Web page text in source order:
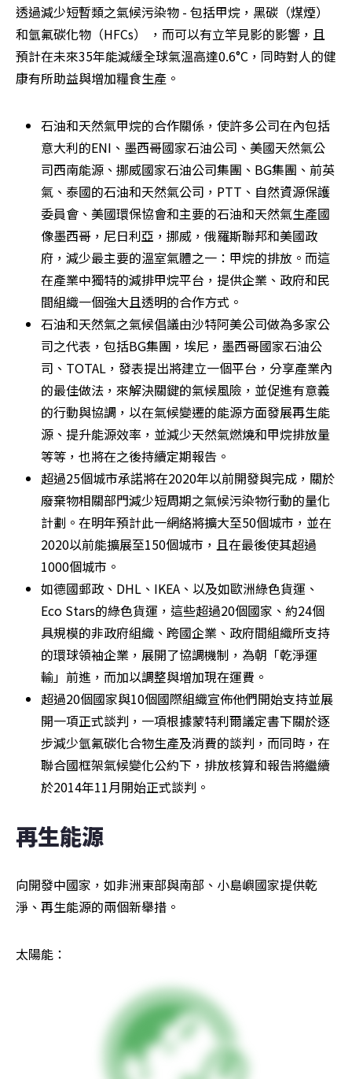
透過減少短暫類之氣候污染物 - 包括甲烷，黑碳（煤煙）
和氫氟碳化物（HFCs） ，而可以有立竿見影的影響，且
預計在未來35年能減緩全球氣溫高達0.6°C，同時對人的健
康有所助益與增加糧食生產。
石油和天然氣甲烷的合作關係，使許多公司在內包括
意大利的ENI、墨西哥國家石油公司、美國天然氣公
司西南能源、挪威國家石油公司集團、BG集團、前英
氣、泰國的石油和天然氣公司，PTT、自然資源保護
委員會、美國環保協會和主要的石油和天然氣生產國
像墨西哥，尼日利亞，挪威，俄羅斯聯邦和美國政
府，減少最主要的溫室氣體之一：甲烷的排放。而這
在產業中獨特的減排甲烷平台，提供企業、政府和民
間組織一個強大且透明的合作方式。
石油和天然氣之氣候倡議由沙特阿美公司做為多家公
司之代表，包括BG集團，埃尼，墨西哥國家石油公
司、TOTAL，發表提出將建立一個平台，分享產業內
的最佳做法，來解決關鍵的氣候風險，並促進有意義
的行動與協調，以在氣候變遷的能源方面發展再生能
源、提升能源效率，並減少天然氣燃燒和甲烷排放量
等等，也將在之後持續定期報告。
超過25個城市承諾將在2020年以前開發與完成，關於
廢棄物相關部門減少短周期之氣候污染物行動的量化
計劃。在明年預計此一網絡將擴大至50個城市，並在
2020以前能擴展至150個城市，且在最後使其超過
1000個城市。
如德國郵政、DHL、IKEA、以及如歐洲綠色貨運、
Eco Stars的綠色貨運，這些超過20個國家、約24個
具規模的非政府組織、跨國企業、政府間組織所支持
的環球領袖企業，展開了協調機制，為朝「乾淨運
輸」前進，而加以調整與增加現在運費。
超過20個國家與10個國際組織宣佈他們開始支持並展
開一項正式談判，一項根據蒙特利爾議定書下關於逐
步減少氫氟碳化合物生產及消費的談判，而同時，在
聯合國框架氣候變化公約下，排放核算和報告將繼續
於2014年11月開始正式談判。
再生能源
向開發中國家，如非洲東部與南部、小島嶼國家提供乾
淨、再生能源的兩個新舉措。
太陽能：